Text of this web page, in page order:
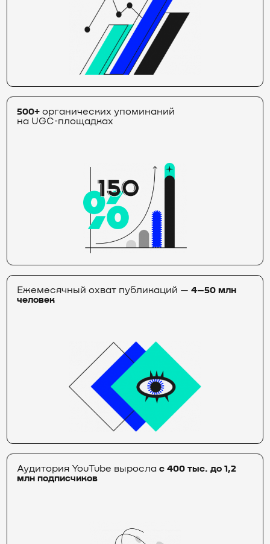
500+ органических упоминаний
на UGC‑площадках
Ежемесячный охват публикаций —4–50 млн
человек
Аудитория YouTube вырослас 400 тыс. до 1,2
млн подписчиков